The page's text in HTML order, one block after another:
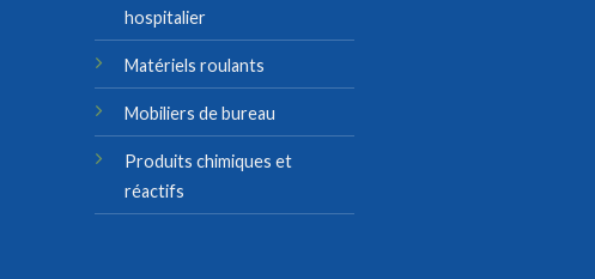
hospitalier
Matériels roulants
Mobiliers de bureau
Produits chimiques et
réactifs